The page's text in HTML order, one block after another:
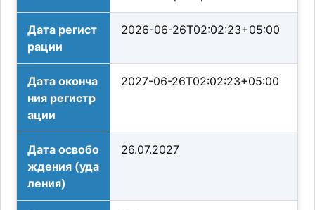
Дата регист
рации
2026-06-26T02:02:23+05:00
Дата оконча
ния регистр
ации
2027-06-26T02:02:23+05:00
Дата освобо
ждения (уда
ления)
26.07.2027